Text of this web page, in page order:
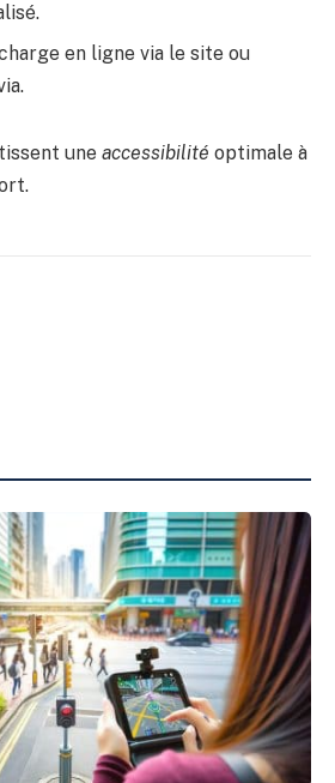
en ligne via le site ou
une accessibilité optimale à